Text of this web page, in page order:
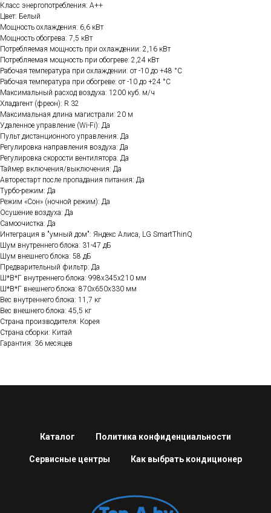
Класс энергопотребления: A++
Цвет: Белый
Мощность охлаждения: 6,6 кВт
Мощность обогрева: 7,5 кВт
Потребляемая мощность при охлаждении: 2,16 кВт
Потребляемая мощность при обогреве: 2,24 кВт
Рабочая температура при охлаждении: от -10 до +48 °C
Рабочая температура при обогреве: от -10 до +24 °C
Максимальный расход воздуха: 1200 куб. м/ч
Хладагент (фреон): R 32
Максимальная длина магистрали: 20 м
Удаленное управление (Wi-Fi): Да
Пульт дистанционного управления: Да
Регулировка направления воздуха: Да
Регулировка скорости вентилятора: Да
Таймер включения/выключения: Да
Авторестарт после пропадания питания: Да
Турбо-режим: Да
Режим «Сон» (ночной режим): Да
Осушение воздуха: Да
Самоочистка: Да
Интеграция в "умный дом": Яндекс Алиса, LG SmartThinQ
Шум внутреннего блока: 31-47 дБ
Шум внешнего блока: 58 дБ
Предварительный фильтр: Да
Ш*В*Г внутреннего блока: 998x345x210 мм
Ш*В*Г внешнего блока: 870х650x330 мм
Вес внутреннего блока: 11,7 кг
Вес внешнего блока: 45,5 кг
Страна производителя: Корея
Страна сборки: Китай
Гарантия: 36 месяцев
Каталог Политика конфиденциальности
Сервисные центры Как выбрать кондиционер